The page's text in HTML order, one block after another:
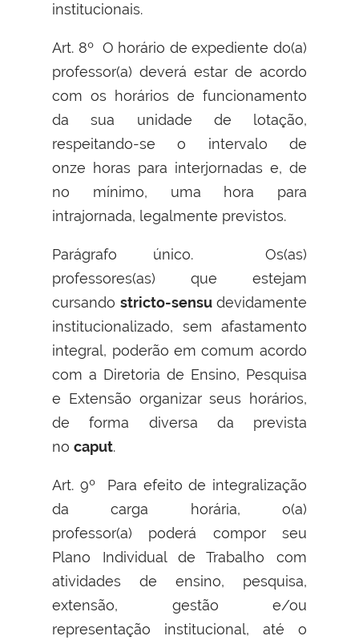
institucionais.
Art. 8º O horário de expediente do(a)
professor(a) deverá estar de acordo
com os horários de funcionamento
da sua unidade de lotação,
respeitando-se o intervalo de
onze horas para interjornadas e, de
no mínimo, uma hora para
intrajornada, legalmente previstos.
Parágrafo único. Os(as)
professores(as) que estejam
cursando stricto-sensudevidamente
institucionalizado, sem afastamento
integral, poderão em comum acordo
com a Diretoria de Ensino, Pesquisa
e Extensão organizar seus horários,
de forma diversa da prevista
nocaput.
Art. 9º Para efeito de integralização
da carga horária, o(a)
professor(a) poderá compor seu
Plano Individual de Trabalho com
atividades de ensino, pesquisa,
extensão, gestão e/ou
representação institucional, até o